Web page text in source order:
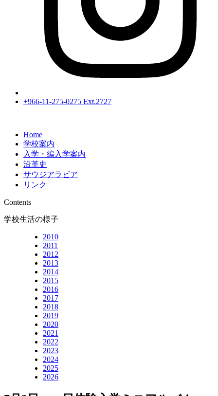
+966-11-275-0275 Ext.2727
Home
学校案内
入学・編入学案内
沿革史
サウジアラビア
リンク
Contents
学校生活の様子
2010
2011
2012
2013
2014
2015
2016
2017
2018
2019
2020
2021
2022
2023
2024
2025
2026